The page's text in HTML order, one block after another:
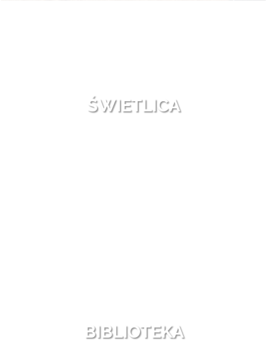
ŚWIETLICA
BIBLIOTEKA